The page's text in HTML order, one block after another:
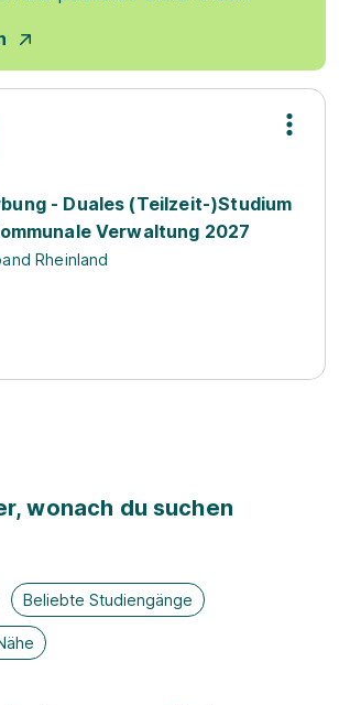
- Duales (Teilzeit-)Studium
Verwaltung 2027
Rheinland
wonach du suchen
Beliebte Studiengänge